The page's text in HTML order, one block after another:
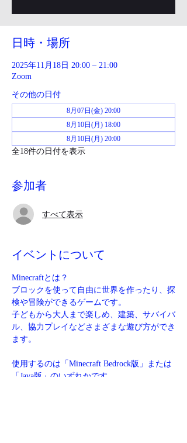
日時・場所
2025年11月18日 20:00 – 21:00
Zoom
その他の日付
8月07日(金) 20:00
8月10日(月) 18:00
8月10日(月) 20:00
全18件の日付を表示
参加者
すべて表示
イベントについて
Minecraftとは？
ブロックを使って自由に世界を作ったり、探
検や冒険ができるゲームです。
子どもから大人まで楽しめ、建築、サバイバ
ル、協力プレイなどさまざまな遊び方ができ
ます。
使用するのは「Minecraft Bedrock版」または
「Java版」のいずれかです。